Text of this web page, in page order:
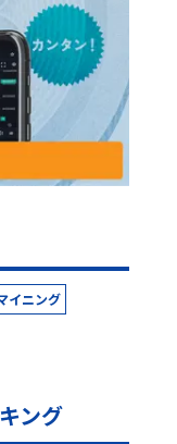
イニング
ング